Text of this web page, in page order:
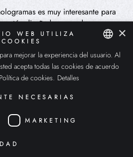
es muy interesante para
están diseñados para dar un
que permite al consumidor fijarse
y, por supuesto, también en
en el interior del punto de
otros escaparates cercanos.
conseguir que nuestra empresa
además de generar una
con el producto y el cliente.
SPANISH
×
WEB UTILIZA
COOKIES
mejorar la experiencia del usuario. Al
acepta todas las cookies de acuerdo
de cookies. Detalles
NECESARIAS
MARKETING